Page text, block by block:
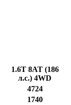
1.6T 8AT (186
л.с.) 4WD
4724
1740